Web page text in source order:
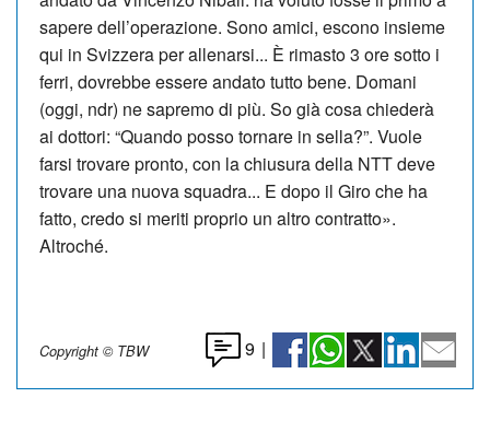
sapere dell’operazione. Sono amici, escono insieme
qui in Svizzera per allenarsi... È rimasto 3 ore sotto i
ferri, dovrebbe essere andato tutto bene. Domani
(oggi, ndr) ne sapremo di più. So già cosa chiederà
ai dottori: “Quando posso tornare in sella?”. Vuole
farsi trovare pronto, con la chiusura della NTT deve
trovare una nuova squadra... E dopo il Giro che ha
fatto, credo si meriti proprio un altro contratto».
Altroché.
Copyright © TBW 9 |